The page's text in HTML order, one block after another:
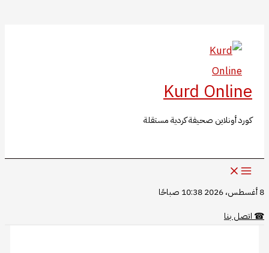
المحتوى
Kurd Online
كورد أونلاين صحيفة كردية مستقلة
8 أغسطس، 2026 10:38 صباحًا
☎اتصل بنا